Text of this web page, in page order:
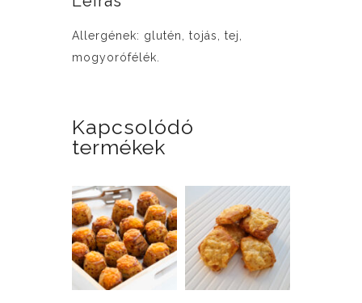
Allergének: glutén, tojás, tej,
mogyorófélék.
Kapcsolódó
termékek